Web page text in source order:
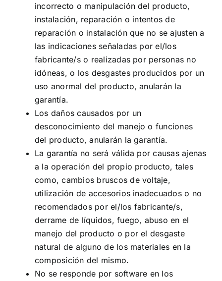
incorrecto o manipulación del producto,
instalación, reparación o intentos de
reparación o instalación que no se ajusten a
las indicaciones señaladas por el/los
fabricante/s o realizadas por personas no
idóneas, o los desgastes producidos por un
uso anormal del producto, anularán la
garantía.
Los daños causados por un
desconocimiento del manejo o funciones
del producto, anularán la garantía.
La garantía no será válida por causas ajenas
a la operación del propio producto, tales
como, cambios bruscos de voltaje,
utilización de accesorios inadecuados o no
recomendados por el/los fabricante/s,
derrame de líquidos, fuego, abuso en el
manejo del producto o por el desgaste
natural de alguno de los materiales en la
composición del mismo.
No se responde por software en los